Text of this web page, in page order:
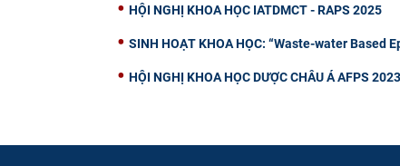
HỘI NGHỊ KHOA HỌC IATDMCT - RAPS 2025
SINH HOẠT KHOA HỌC: “Waste-water
HỘI NGHỊ KHOA HỌC DƯỢC CHÂU Á AFPS